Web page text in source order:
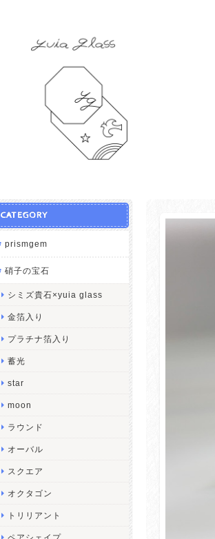
CATEGORY
prismgem
硝子の宝石
シミズ貴石×yuia glass
金箔入り
プラチナ箔入り
蓄光
star
moon
ラウンド
オーバル
スクエア
オクタゴン
トリリアント